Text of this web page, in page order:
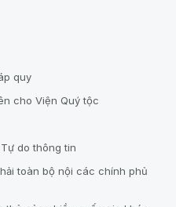
quy
cho Viện Quý tộc
do thông tin
toàn bộ nội các chính phủ